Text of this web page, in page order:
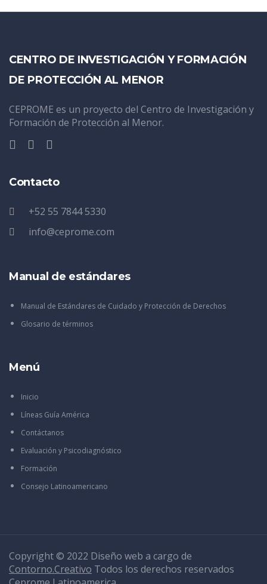
CENTRO DE INVESTIGACIÓN Y FORMACIÓN
DE PROTECCIÓN AL MENOR
CEPROME es un proyecto del Centro de Investigación y
Formación de Protección al Menor.
Contacto
+52 55 7844 5330
info@ceprome.com
Manual de estándares
Manual de Estándares de Cuidado y Protección de Derechos
Glosario de términos
Menú
Inicio
Líneas Guía América
Contáctanos
Evaluación y Psicodiagnóstico
Formación
Consejo Latinoamericano
Copyright © 2022 Diseño web a cargo de
Contorno.Creativo Todos los derechos reservados